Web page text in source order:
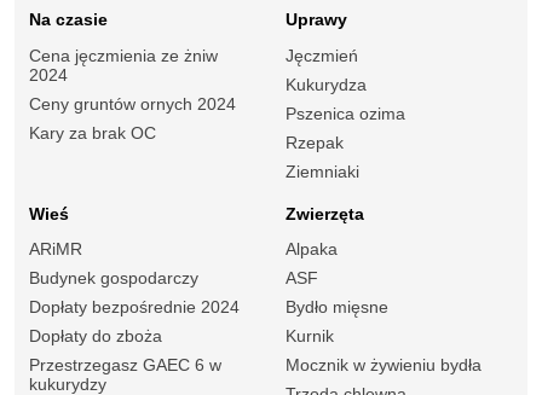
Na czasie
Cena jęczmienia ze żniw
2024
Ceny gruntów ornych 2024
Kary za brak OC
Uprawy
Jęczmień
Kukurydza
Pszenica ozima
Rzepak
Ziemniaki
Wieś
ARiMR
Budynek gospodarczy
Dopłaty bezpośrednie 2024
Dopłaty do zboża
Przestrzegasz GAEC 6 w
kukurydzy
Zwierzęta
Alpaka
ASF
Bydło mięsne
Kurnik
Mocznik w żywieniu bydła